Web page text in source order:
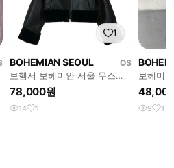
1
BOHEMIAN SEOUL
OS
보헴서 보헤미안 서울 무스탕
22fw
78,000원
14 1
보헤미
9 1